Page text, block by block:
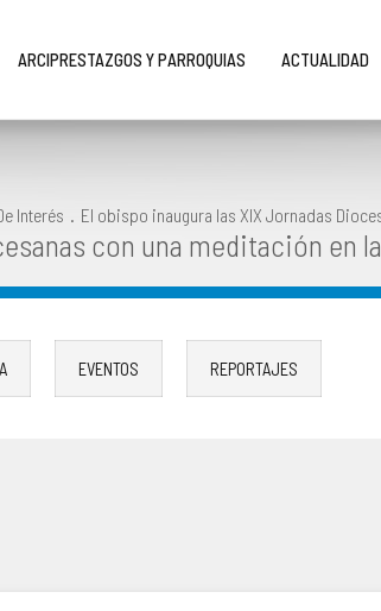
ARCIPRESTAZGOS Y PARROQUIAS ACTUALIDAD
Interés . El obispo inaugura las XIX Jornadas
con una meditación en
EVENTOS REPORTAJES